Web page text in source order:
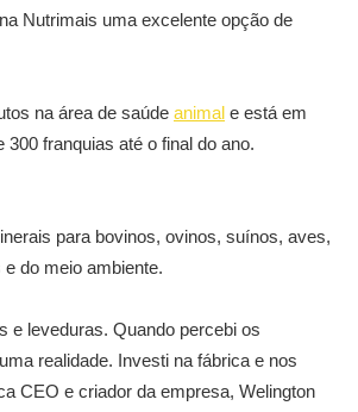
Nutrimais uma excelente opção de
na área de saúde animal e está em
franquias até o final do ano.
para bovinos, ovinos, suínos, aves,
do meio ambiente.
e leveduras. Quando percebi os
realidade. Investi na fábrica e nos
CEO e criador da empresa, Welington